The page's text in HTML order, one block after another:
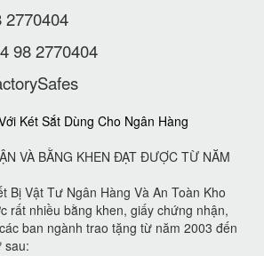
98 2770404
VÀ BẰNG KHEN ĐẠT ĐƯỢC TỪ NĂM
Bị Vật Tư Ngân Hàng Và An Toàn Kho
rất nhiều bằng khen, giấy chứng nhận,
ban ngành trao tặng từ năm 2003 đến
sau: